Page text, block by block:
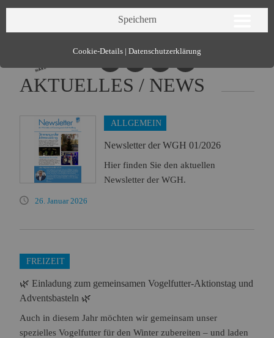
AKTUELLES / NEWS
ALLGEMEIN
Newsletter der WGH 01/2026
Hier finden Sie den aktuellen
Newsletter der WGH.
26. Januar 2026
FREIZEIT
🌿 Einladung zum gemeinsamen Vogelfutter-Aktionstag und
Adventsbasteln 🌿
Auch in diesem Jahr möchten wir gemeinsam unser
spezielles Vogelfutter für den Winter zubereiten – und laden
Essential (3)
Name:
Cookie Hinweis
Zweck:
Speichert die Cookie-Einstellungen des Besuchers
Name:
Session
Speichert die aktuelle Session des Besuchers
Cookies:
PHPSESSID
Laufzeit:
Dauer der Browsersitzung
Name:
Resolution
Marketing (0)
Cookie-Details | Datenschutzerklärung